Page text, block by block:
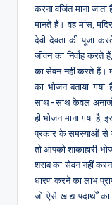
करना वर्जित माना
मानते हैं। वह मांस,
देवी देवता की पूजा
जीवन का निर्वाह करते
का सेवन नहीं करते हैं।
का भोजन बताया
साथ-साथ केवल अनाजों
ही भोजन माना गया है,
प्रकार के समस्याओं से
तो आपको शाकाहारी
शराब का सेवन नहीं
धारण करने का लाभ
जो ऐसे खाद्य पदार्थों